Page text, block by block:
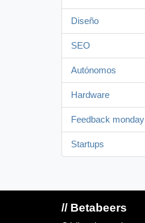
Diseño
SEO
Autónomos
Hardware
Feedback monday
Startups
// Betabeers